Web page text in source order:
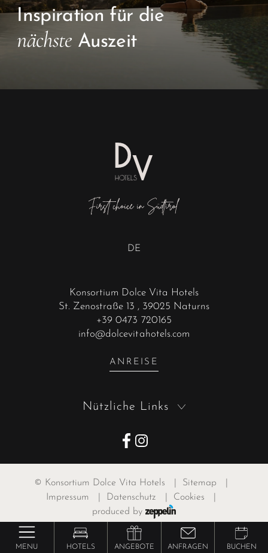
MENU HOTELS ANGEBOTE ANFRAGEN BUCHEN
Inspiration für die
nächste Auszeit
Konsortium Dolce Vita Hotels
St. Zenostraße 13 , 39025 Naturns
+39 0473 720165
info@dolcevitahotels.com
ANREISE
DE
Nützliche Links
© Konsortium Dolce Vita Hotels Sitemap
Impressum
Datenschutz Cookies
produced by